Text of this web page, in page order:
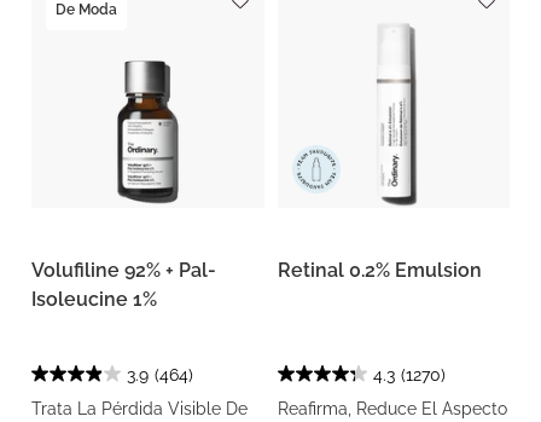
De Moda
Volufiline 92% + Pal-
Isoleucine 1%
3.9 (464)
Trata La Pérdida Visible De
Retinal 0.2% Emulsion
4.3 (1270)
Reafirma, Reduce El Aspecto